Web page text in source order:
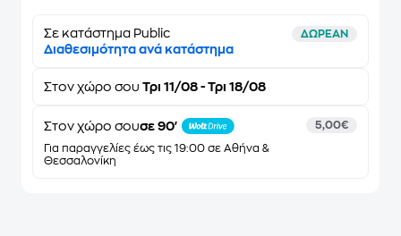
Σε κατάστημα Public ΔΩΡΕΑΝ
Διαθεσιμότητα ανά κατάστημα
Στον χώρο σου Τρι 11/08 - Τρι 18/08
Στον χώρο σουσε 90'
Για παραγγελίες έως τις 19:00 σε Αθήνα &
Θεσσαλονίκη
5,00€